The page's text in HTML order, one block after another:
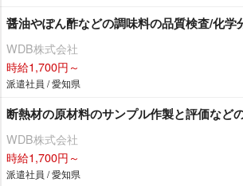
醤油やぽん酢などの調味料の品質検査/化学
WDB株式会社
時給1,700円～
派遣社員 / 愛知県
断熱材の原材料のサンプル作製と評価など
WDB株式会社
時給1,700円～
派遣社員 / 愛知県